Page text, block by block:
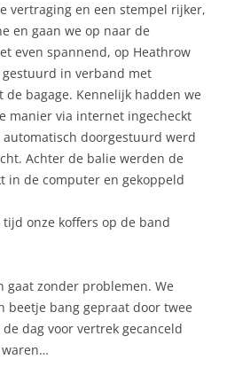
vertraging en een stempel rijker,
en gaan we op naar de
even spannend, op Heathrow
in verband met
bagage. Kennelijk hadden we
manier via internet ingecheckt
doorgestuurd werd
Achter de balie werden de
in de computer en gekoppeld
onze koffers op de band
gaat zonder problemen. We
beetje bang gepraat door twee
dag voor vertrek gecanceld
waren…